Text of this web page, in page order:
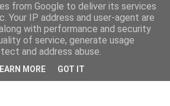
from Google to deliver its services
Your IP address and user-agent are
with performance and security
of service, generate usage
and address abuse.
MORE GOT IT